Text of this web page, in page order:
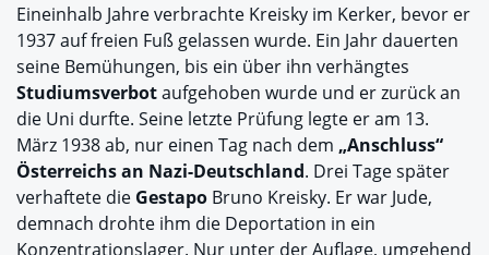
Eineinhalb Jahre verbrachte Kreisky im Kerker, bevor er
1937 auf freien Fuß gelassen wurde. Ein Jahr dauerten
seine Bemühungen, bis ein über ihn verhängtes
Studiumsverbotaufgehoben wurde und er zurück an
die Uni durfte. Seine letzte Prüfung legte er am 13.
März 1938 ab, nur einen Tag nach dem „Anschluss“
Österreichs an Nazi-Deutschland. Drei Tage später
verhaftete die Gestapo Bruno Kreisky. Er war Jude,
demnach drohte ihm die Deportation in ein
Konzentrationslager. Nur unter der Auflage, umgehend